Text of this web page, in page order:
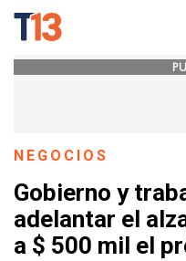
NEGOCIOS
Gobierno y
adelantar el
a $ 500 mil el